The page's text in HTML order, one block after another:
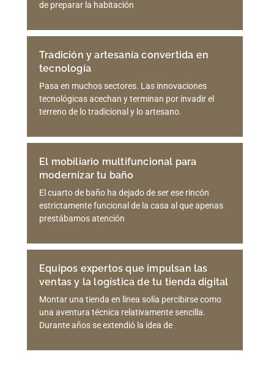
de preparar la habitación
Tradición y artesanía convertida en
tecnología
Pasa en muchos sectores. Las innovaciones
tecnológicas acechan y terminan por invadir el
terreno de lo tradicional y lo artesano.
El mobiliario multifuncional para
modernizar tu baño
El cuarto de baño ha dejado de ser ese rincón
estrictamente funcional de la casa al que apenas
prestábamos atención
Equipos expertos que impulsan las
ventas y la logística de tu tienda digital
Montar una tienda en línea solía percibirse como
una aventura técnica relativamente sencilla.
Durante años se extendió la idea de